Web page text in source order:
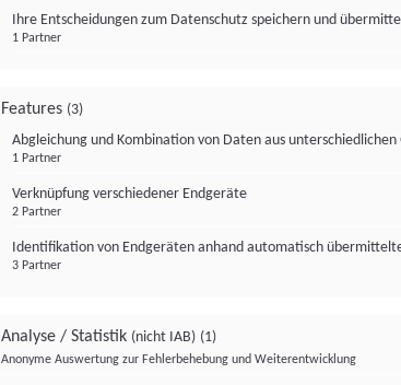
Ihre Entscheidungen zum Datenschutz speichern und
1 Partner
Features (3)
Abgleichung und Kombination von Daten aus unterschiedlichen
1 Partner
Verknüpfung verschiedener Endgeräte
2 Partner
Identifikation von Endgeräten anhand automatisch
3 Partner
Analyse / Statistik (nicht IAB) (1)
Anonyme Auswertung zur Fehlerbehebung und Weiterentwicklung